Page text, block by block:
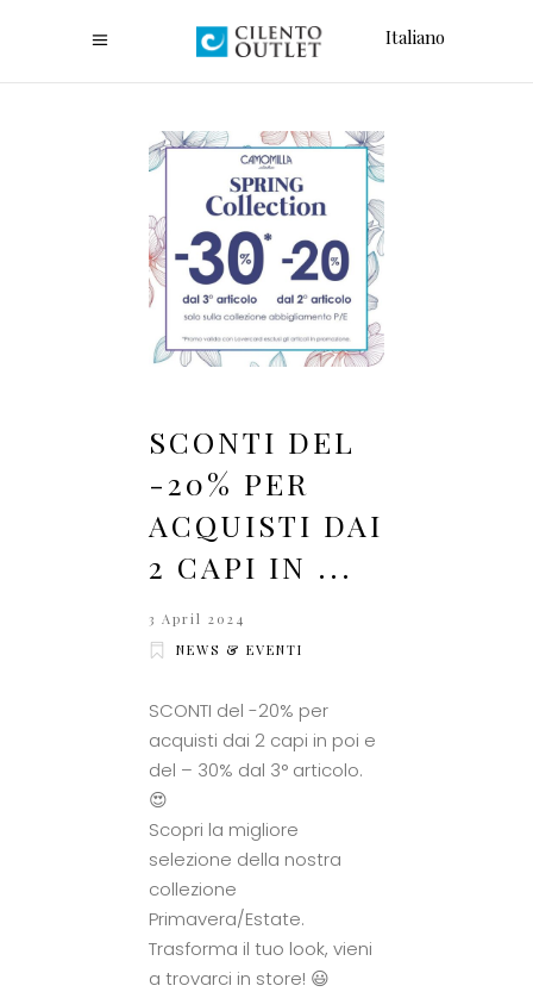
Italiano
SCONTI DEL
-20% PER
ACQUISTI DAI
2 CAPI IN ...
3 April 2024
NEWS & EVENTI
SCONTI del -20% per
acquisti dai 2 capi in poi e
del – 30% dal 3° articolo.
😍
Scopri la migliore
selezione della nostra
collezione
Primavera/Estate.
Trasforma il tuo look, vieni
a trovarci in store! 😃